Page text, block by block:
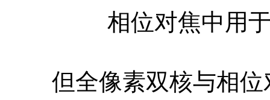
相位对焦中用
但全像素双核与相位